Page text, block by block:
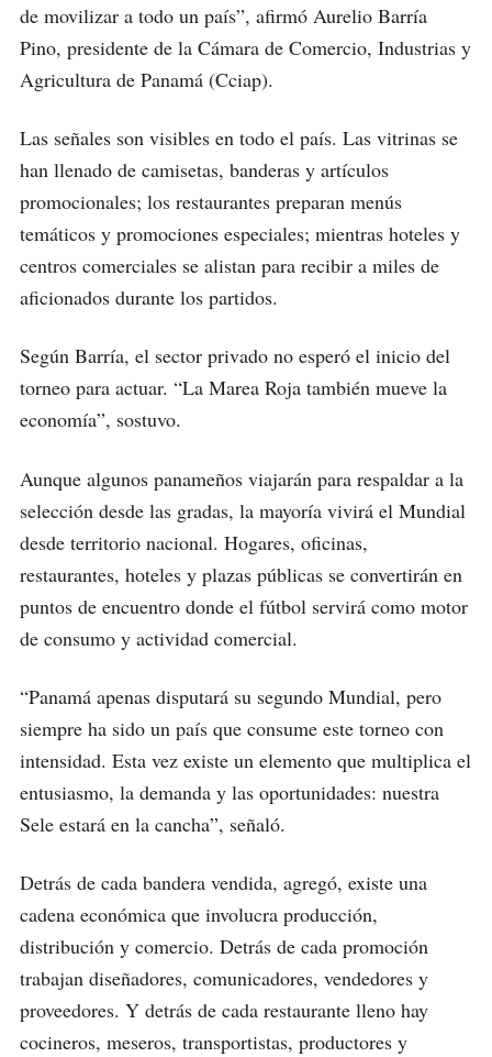
de movilizar a todo un país”, afirmó Aurelio Barría
Pino, presidente de la Cámara de Comercio, Industrias y
Agricultura de Panamá (Cciap).
Las señales son visibles en todo el país. Las vitrinas se
han llenado de camisetas, banderas y artículos
promocionales; los restaurantes preparan menús
temáticos y promociones especiales; mientras hoteles y
centros comerciales se alistan para recibir a miles de
aficionados durante los partidos.
Según Barría, el sector privado no esperó el inicio del
torneo para actuar. “La Marea Roja también mueve la
economía”, sostuvo.
Aunque algunos panameños viajarán para respaldar a la
selección desde las gradas, la mayoría vivirá el Mundial
desde territorio nacional. Hogares, oficinas,
restaurantes, hoteles y plazas públicas se convertirán en
puntos de encuentro donde el fútbol servirá como motor
de consumo y actividad comercial.
“Panamá apenas disputará su segundo Mundial, pero
siempre ha sido un país que consume este torneo con
intensidad. Esta vez existe un elemento que multiplica el
entusiasmo, la demanda y las oportunidades: nuestra
Sele estará en la cancha”, señaló.
Detrás de cada bandera vendida, agregó, existe una
cadena económica que involucra producción,
distribución y comercio. Detrás de cada promoción
trabajan diseñadores, comunicadores, vendedores y
proveedores. Y detrás de cada restaurante lleno hay
cocineros, meseros, transportistas, productores y